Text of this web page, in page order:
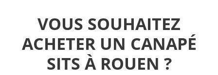
VOUS SOUHAITEZ
ACHETER UN CANAPÉ
SITS À ROUEN ?